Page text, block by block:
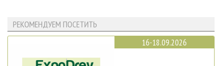
РЕКОМЕНДУЕМ ПОСЕТИТЬ
16-18.09.2026